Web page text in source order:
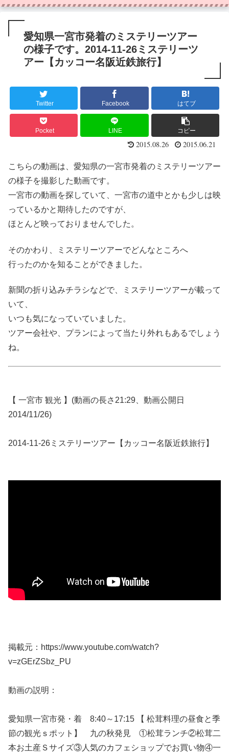
愛知県一宮市発着のミステリーツアー
の様子です。2014-11-26ミステリーツ
アー【カッコー名阪近鉄旅行】
Twitter Facebook はてブ
Pocket LINE コピー
2015.08.26 2015.06.21
こちらの動画は、愛知県の一宮市発着のミステリーツアー
の様子を撮影した動画です。
一宮市の動画を探していて、一宮市の道中とかも少しは映
っているかと期待したのですが、
ほとんど映っておりませんでした。
そのかわり、ミステリーツアーでどんなところへ
行ったのかを知ることができました。
新聞の折り込みチラシなどで、ミステリーツアーが載って
いて、
いつも気になっていていました。
ツアー会社や、プランによって当たり外れもあるでしょう
ね。
【 一宮市 観光 】(動画の長さ21:29、動画公開日
2014/11/26)
2014-11-26ミステリーツアー【カッコー名阪近鉄旅行】
掲載元：https://www.youtube.com/watch?
v=zGErZSbz_PU
動画の説明：
愛知県一宮市発・着 8:40～17:15 【 松茸料理の昼食と季
節の観光ｓポット】 九の秋発見 ①松茸ランチ②松茸二
本お土産Ｓサイズ③人気のカフェショップでお買い物④一